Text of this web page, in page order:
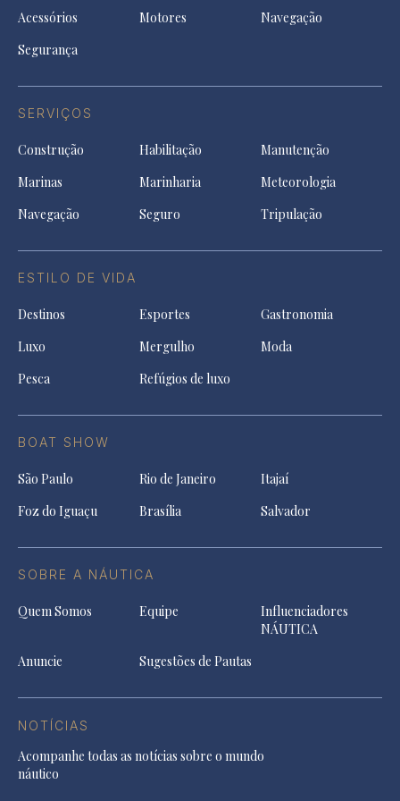
Acessórios Motores
Navegação
Segurança
SERVIÇOS
Construção Habilitação
Manutenção
Marinas
Marinharia
Meteorologia
Navegação
Seguro Tripulação
ESTILO DE VIDA
Destinos Esportes
Gastronomia
Luxo
Mergulho
Moda
Pesca
Refúgios de luxo
BOAT SHOW
São Paulo Rio de Janeiro
Itajaí
Foz do Iguaçu
Brasília Salvador
SOBRE A NÁUTICA
Quem Somos Equipe
Influenciadores
NÁUTICA
Anuncie
Sugestões de Pautas
NOTÍCIAS
Acompanhe todas as notícias sobre o mundo
náutico